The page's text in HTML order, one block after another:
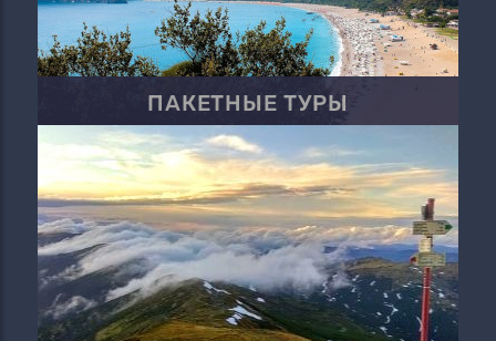
ПАКЕТНЫЕ ТУРЫ